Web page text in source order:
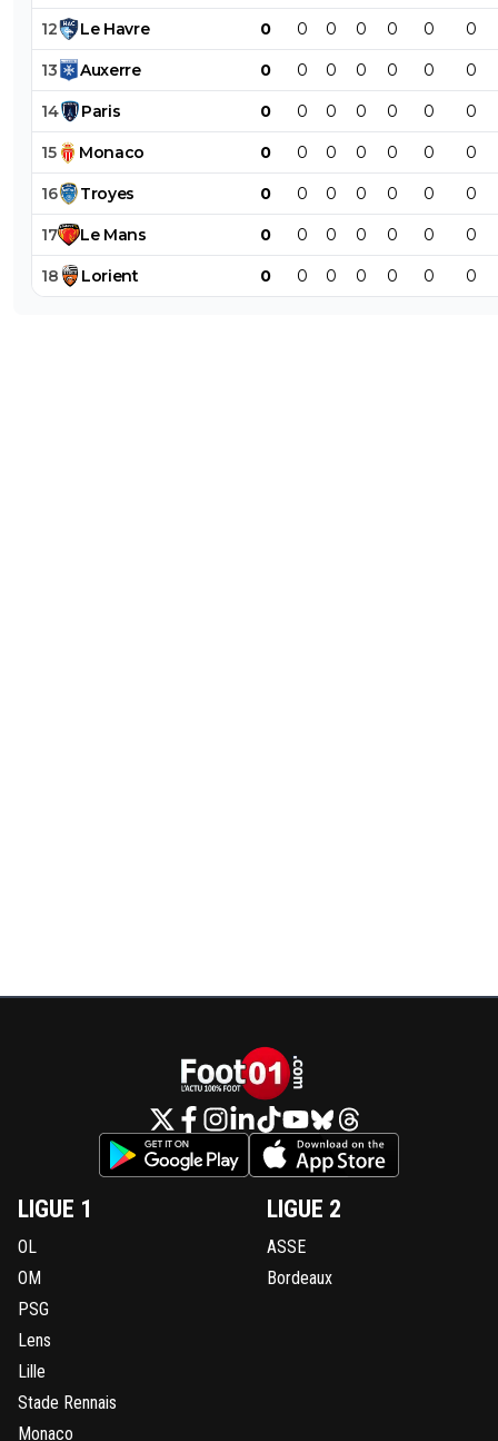
12 Le Havre 0 0 0 0 0 0 0
13 Auxerre 0 0 0 0 0 0 0
14 Paris 0 0 0 0 0 0 0
15 Monaco 0 0 0 0 0 0 0
16 Troyes 0 0 0 0 0 0 0
17 Le Mans 0 0 0 0 0 0 0
18 Lorient 0 0 0 0 0 0 0
LIGUE 1
OL
OM
PSG
Lens
Lille
Stade Rennais
Monaco
LIGUE 2
ASSE
Bordeaux